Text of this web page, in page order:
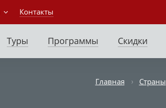
Контакты
Туры Программы Скидки
Главная Страны